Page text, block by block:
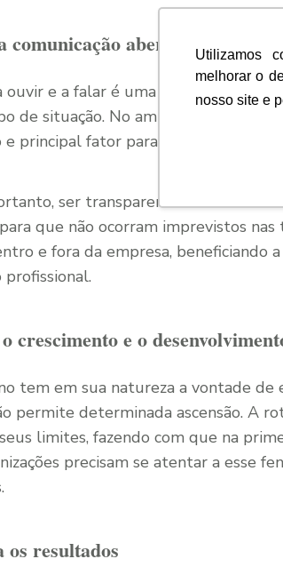
Utilizamos
melhorar o
nosso site e
comunicação aberta e
e a falar é uma necessidade
de situação. No ambiente de
principal fator para a execução
ser transparente nas
que não ocorram imprevistos
e fora da empresa, beneficiando
crescimento e o
tem em sua natureza a vontade
permite determinada ascensão. A
limites, fazendo com que na
precisam se atentar a esse
os resultados